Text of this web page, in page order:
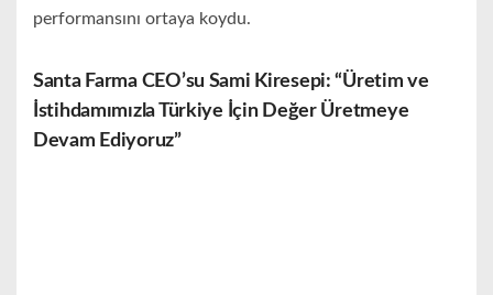
performansını ortaya koydu.
Santa Farma CEO’su Sami Kiresepi: “Üretim ve
İstihdamımızla Türkiye İçin Değer Üretmeye
Devam Ediyoruz”